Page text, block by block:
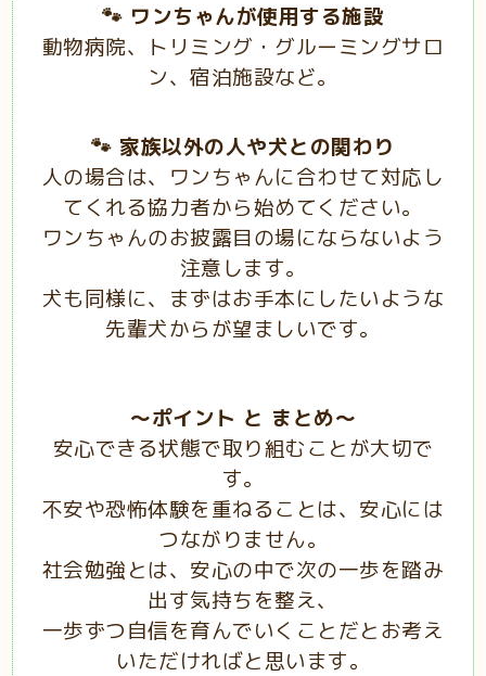
🐾 ワンちゃんが使用する施設
動物病院、トリミング・グルーミングサロ
ン、宿泊施設など。
🐾 家族以外の人や犬との関わり
人の場合は、ワンちゃんに合わせて対応し
てくれる協力者から始めてください。
ワンちゃんのお披露目の場にならないよう
注意します。
犬も同様に、まずはお手本にしたいような
先輩犬からが望ましいです。
～ポイント と まとめ～
安心できる状態で取り組むことが大切で
す。
不安や恐怖体験を重ねることは、安心には
つながりません。
社会勉強とは、安心の中で次の一歩を踏み
出す気持ちを整え、
一歩ずつ自信を育んでいくことだとお考え
いただければと思います。